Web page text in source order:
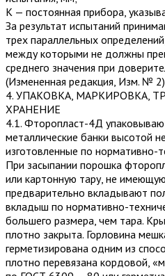
К — постоянная прибора,
За результат испытаний
трех параллельных
меж­ду которыми не должны
среднего значения при
(Измененная редакция, Изм. №
4. УПАКОВКА, МАРКИРОВКА,
ХРАНЕНИЕ
4.1. Фторопласт-4Д
металлические банки высотой
изготовленные по нормативно-
При засыпании порошка
или картонную тару, не
предварительно вкладывают
вкладыш по нормативно-
большего размера, чем тара.
плотно закрыта. Горловина
герметизирована одним из
плотно перевязана кордовой,